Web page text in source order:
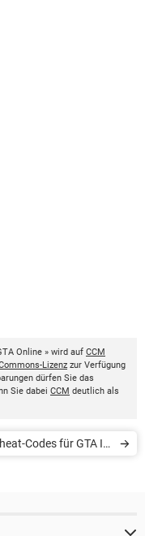
Online » wird auf CCM
Lizenz zur Verfügung
dürfen Sie das
Sie dabei CCM deutlich als
Codes für GTA IV: